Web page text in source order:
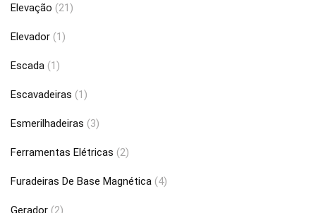
Elevação (21)
Elevador (1)
Escada (1)
Escavadeiras (1)
Esmerilhadeiras (3)
Ferramentas Elétricas (2)
Furadeiras De Base Magnética (4)
Gerador (2)